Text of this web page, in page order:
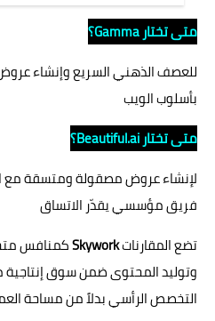
متى تختار Gamma؟
للعصف الذهني السريع وإنشاء
بأسلوب الويب
متى تختار Beautiful.ai؟
لإنشاء عروض مصقولة ومتسقة مع
فريق مؤسسي يقدّر الاتساق
تضع المقارناتSkyworkكمنافس
وتوليد المحتوى ضمن سوق
التخصص الرأسي بدلاً من مساحة